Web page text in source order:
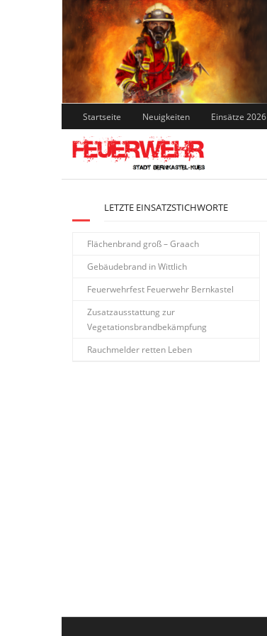
Skip
to
content
Startseite Neuigkeiten Einsätze 2026
LETZTE EINSATZSTICHWORTE
Flächenbrand groß – Graach
Gebäudebrand in Wittlich
Feuerwehrfest Feuerwehr Bernkastel
Zusatzausstattung zur
Vegetationsbrandbekämpfung
Rauchmelder retten Leben